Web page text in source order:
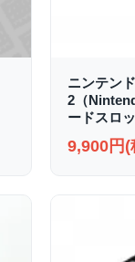
ニンテン
2（
ードスロ
9,900円(